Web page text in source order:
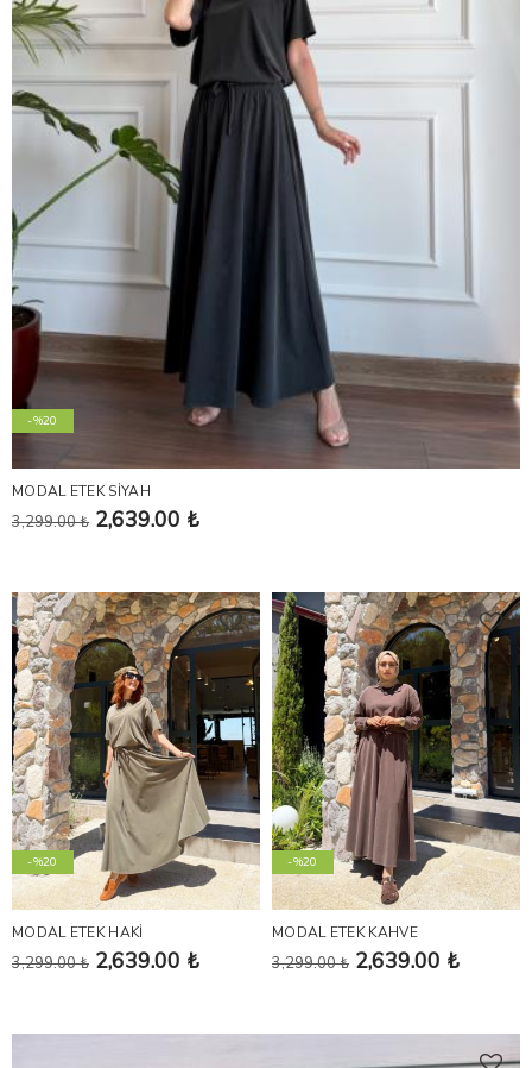
-%20
MODAL ETEK SİYAH
3,299.00 ₺ 2,639.00 ₺
-%20
MODAL ETEK HAKİ
3,299.00 ₺ 2,639.00 ₺
-%20
MODAL ETEK KAHVE
3,299.00 ₺ 2,639.00 ₺